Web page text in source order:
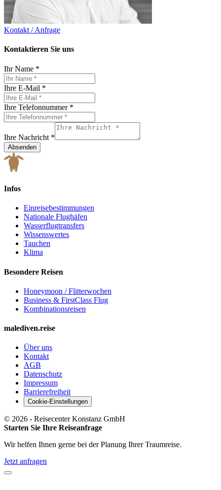
Kontakt / Anfrage
Kontaktieren Sie uns
Ihr Name *
Ihre E-Mail *
Ihre Telefonnummer *
Ihre Nachricht *
Absenden
Infos
Einreisebestimmungen
Nationale Flughäfen
Wasserflugtransfers
Wissenswertes
Tauchen
Klima
Besondere Reisen
Honeymoon / Flitterwochen
Business & FirstClass Flug
Kombinationsreisen
malediven.reise
Über uns
Kontakt
AGB
Datenschutz
Impressum
Barrierefreiheit
Cookie-Einstellungen
© 2026 - Reisecenter Konstanz GmbH
Starten Sie Ihre Reiseanfrage
Wir helfen Ihnen gerne bei der Planung Ihrer Traumreise.
Jetzt anfragen